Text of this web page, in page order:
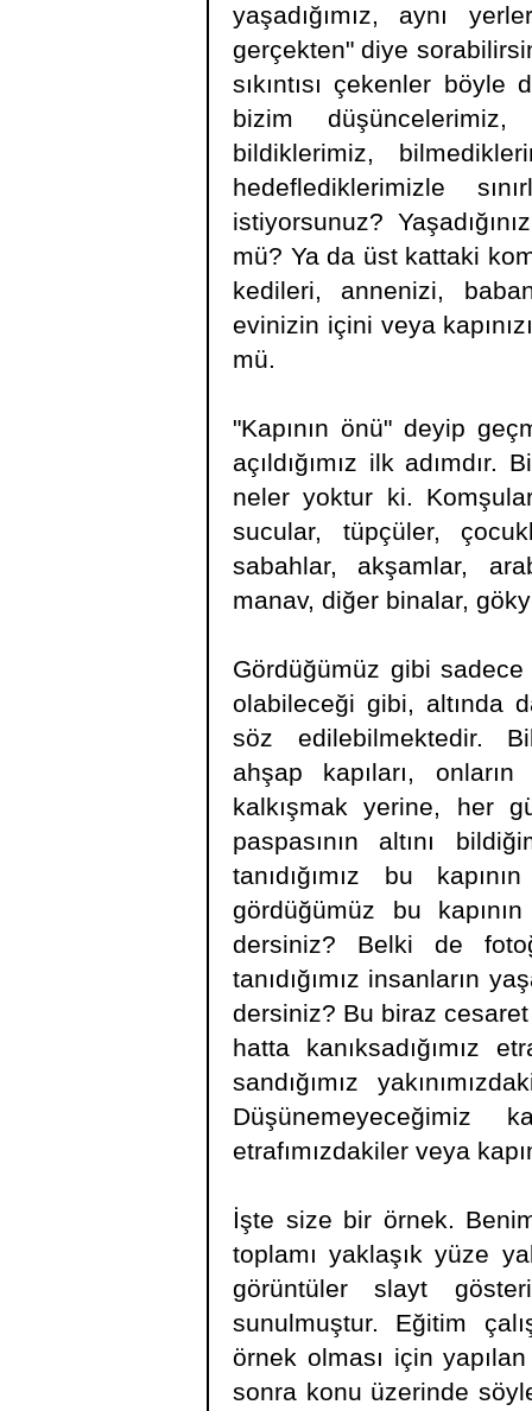
yaşadığımız, aynı
gerçekten" diye
sıkıntısı çekenler
bizim
bildiklerimiz,
hedeflediklerimizle
istiyorsunuz?
mü? Ya da üst kattaki
kedileri, annenizi,
evinizin içini veya
mü.
"Kapının önü" deyip
açıldığımız ilk
neler yoktur ki.
sucular, tüpçüler,
sabahlar, akşamlar,
manav, diğer binalar,
Gördüğümüz gibi sadece
olabileceği gibi, altında
söz edilebilmektedir.
ahşap kapıları, onların
kalkışmak yerine, her
paspasının altını
tanıdığımız bu
gördüğümüz bu
dersiniz? Belki de
tanıdığımız insanların
dersiniz? Bu biraz cesaret
hatta kanıksadığımız
sandığımız
etrafımızdakiler veya
İşte size bir örnek.
toplamı yaklaşık yüze
görüntüler slayt
sunulmuştur. Eğitim
örnek olması için
sonra konu üzerinde